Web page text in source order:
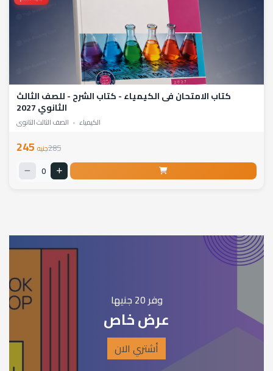
كتاب الامتحان فى الكيمياء - كتاب الشرح - للصف الثالث
الثانوي 2027
الكيمياء • الصف الثالث الثانوي
245 جنيه285
0
وفر 20 جنيها
عرض خاص
أشتري الان